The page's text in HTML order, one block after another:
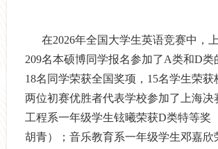
在2026年全国大学生英语竞赛中，
209名本硕博同学报名参加了A类和D类
18名同学荣获全国奖项，15名学生荣获
两位初赛优胜者代表学校参加了上海决
工程系一年级学生铉曦荣获D类特等奖
胡青）；音乐教育系一年级学生邓嘉欣